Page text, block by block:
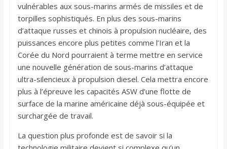
vulnérables aux sous-marins armés de missiles et de
torpilles sophistiqués. En plus des sous-marins
d’attaque russes et chinois à propulsion nucléaire, des
puissances encore plus petites comme l’Iran et la
Corée du Nord pourraient à terme mettre en service
une nouvelle génération de sous-marins d’attaque
ultra-silencieux à propulsion diesel. Cela mettra encore
plus à l’épreuve les capacités ASW d’une flotte de
surface de la marine américaine déjà sous-équipée et
surchargée de travail.
La question plus profonde est de savoir si la